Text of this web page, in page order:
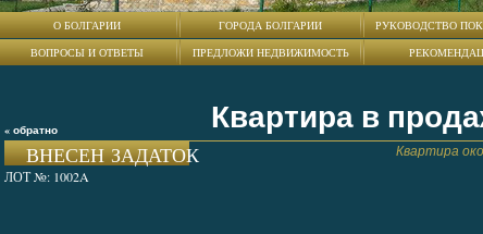
О БОЛГАРИИ ГОРОДА БОЛГАРИИ
РУКОВОДСТВО
ВОПРОСЫ И ОТВЕТЫ
ПРЕДЛОЖИ НЕДВИЖИМОСТЬ
« обратно Квартира в
ВНЕСЕН ЗАДАТОК
ЛОТ №: 1002A
Квартира